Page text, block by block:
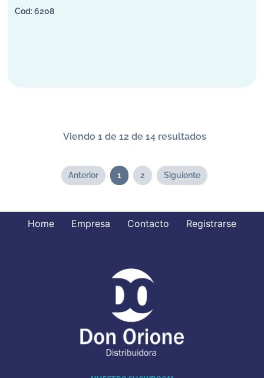
6208
Viendo 1 de 12 de 14 resultados
Anterior 1 2 Siguiente
Home Empresa Contacto Registrarse